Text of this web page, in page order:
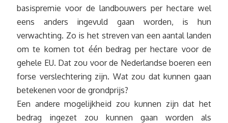
basispremie voor de landbouwers per hectare wel
eens anders ingevuld gaan worden, is hun
verwachting. Zo is het streven van een aantal landen
om te komen tot één bedrag per hectare voor de
gehele EU. Dat zou voor de Nederlandse boeren een
forse verslechtering zijn. Wat zou dat kunnen gaan
betekenen voor de grondprijs?
Een andere mogelijkheid zou kunnen zijn dat het
bedrag ingezet zou kunnen gaan worden als